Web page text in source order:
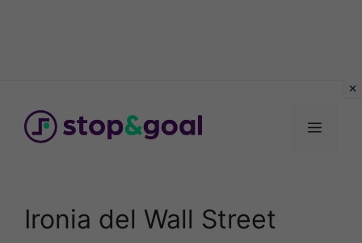
contenuto
Menu
Ironia del Wall Street